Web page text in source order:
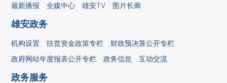
最新播报 全媒中心 雄安TV 图片长廊
雄安政务
机构设置 扶贫资金政策专栏
财政预决算公开专栏
政府网站年度报表公开专栏
政务信息 互动交流
政务服务